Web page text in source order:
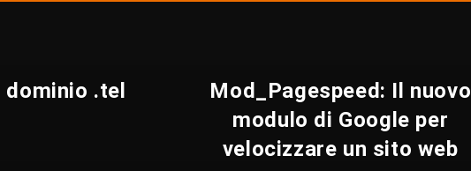
.tel
Mod_Pagespeed: Il nuovo
modulo di Google per
velocizzare un sito web